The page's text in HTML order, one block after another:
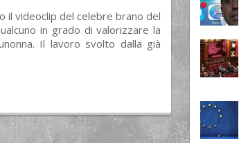
il videoclip del celebre brano del
in grado di valorizzare la
Il lavoro svolto dalla già